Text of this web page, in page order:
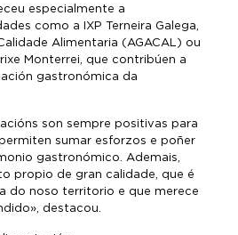
especialmente a
como a IXP Terneira Galega,
Alimentaria (AGACAL) ou
Monterrei, que contribúen a
gastronómica da
son sempre positivas para
sumar esforzos e poñer
gastronómico. Ademais,
propio de gran calidade, que é
do noso territorio e que merece
destacou.